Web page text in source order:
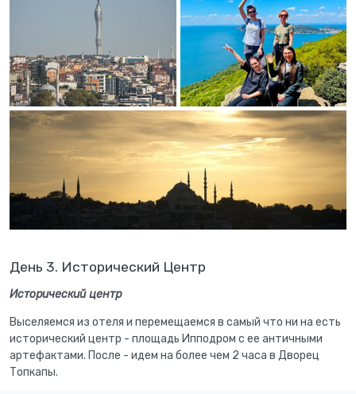
День 3. Исторический Центр
Исторический центр
Выселяемся из отеля и перемещаемся в самый что ни на есть
исторический центр - площадь Ипподром с ее античными
артефактами. После - идем на более чем 2 часа в Дворец
Топкапы.